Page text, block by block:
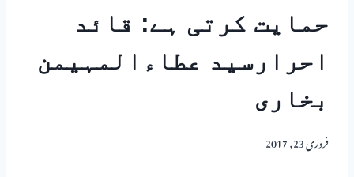
حمایت کرتی ہے: قائد
احرارسید عطاءالمہیمن
بخاری
فروری 23, 2017